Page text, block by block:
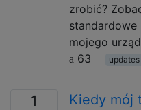
zrobić?
standardowe
mojego
63
updates
1
Kiedy mój